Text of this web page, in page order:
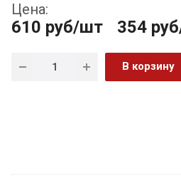
Цена:
610 руб/шт 354
В корзину